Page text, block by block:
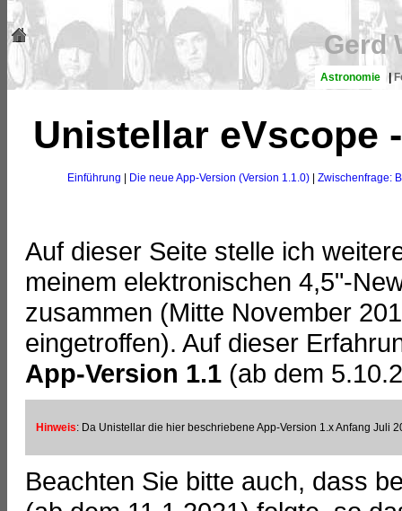
Gerd
Astronomie |
Unistellar eVscope
Einführung Die neue App-Version (Version 1.1.0) Zwischenfrage:
Auf dieser Seite stelle ich
meinem elektronischen 4,5"-
zusammen (Mitte November
eingetroffen). Auf dieser
App-Version 1.1 (ab dem
Hinweis: Da Unistellar die hier beschriebene App-Version 1.x Anfang Juli
Beachten Sie bitte auch, dass